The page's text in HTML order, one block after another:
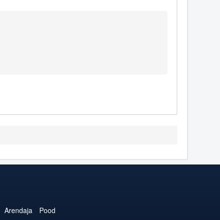
Arendaja Pood